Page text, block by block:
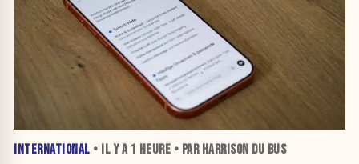
INTERNATIONAL • IL Y A 1 HEURE • PAR HARRISON DU BUS